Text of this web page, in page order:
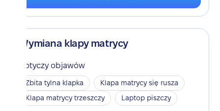
Wymiana klapy matrycy
Dotyczy objawów
Zbita tylna klapka
Klapa matrycy się rusza
Klapa matrycy trzeszczy
Laptop piszczy